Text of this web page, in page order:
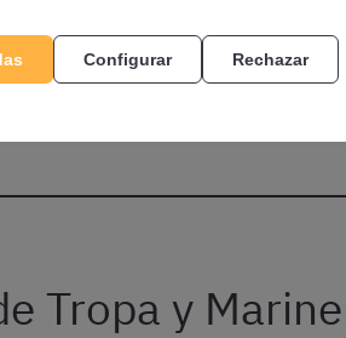
Verbal III
Tropa y
Configurar Rechazar